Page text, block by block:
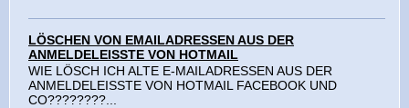
LÖSCHEN VON EMAILADRESSEN AUS DER
ANMELDELEISSTE VON HOTMAIL
WIE LÖSCH ICH ALTE E-MAILADRESSEN AUS DER
ANMELDELEISSTE VON HOTMAIL FACEBOOK UND
CO????????...